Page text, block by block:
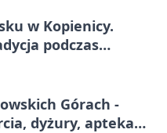
w Kopienicy.
podczas
Górach -
dyżury, apteka